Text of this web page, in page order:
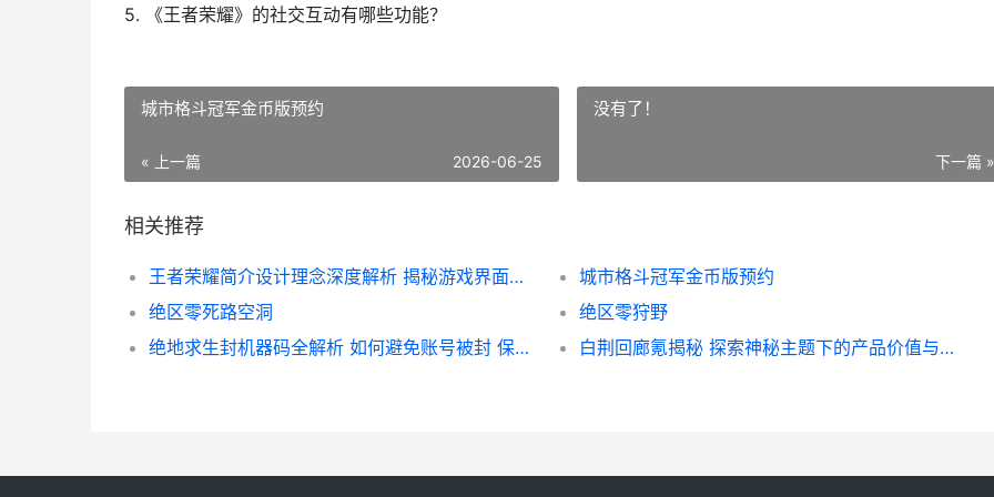
5. 《王者荣耀》的社交互动有哪些功能？
城市格斗冠军金币版预约
« 上一篇 2026-06-25
没有了！
下一篇 »
相关推荐
王者荣耀简介设计理念深度解析 揭秘游戏界面美学与用户体验的完美融合
城市格斗冠军金币版预约
绝区零死路空洞
绝区零狩野
绝地求生封机器码全解析 如何避免账号被封 保护游戏安全
白荆回廊氪揭秘 探索神秘主题下的产品价值与价格